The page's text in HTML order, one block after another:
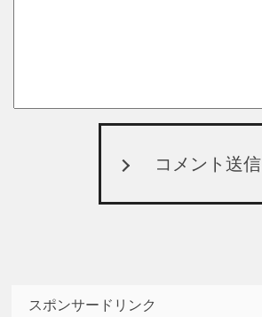
コメント送信
スポンサードリンク